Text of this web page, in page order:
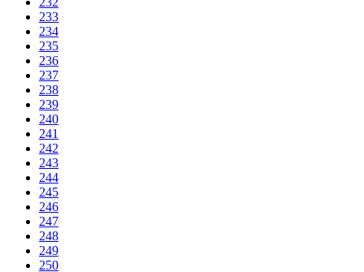
233
234
235
236
237
238
239
240
241
242
243
244
245
246
247
248
249
250